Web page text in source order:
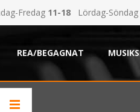
Fredag 11-18 Lördag-Söndag
REA/BEGAGNAT